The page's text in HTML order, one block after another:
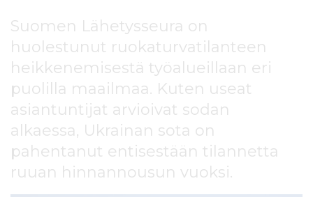
Suomen Lähetysseura on
huolestunut ruokaturvatilanteen
heikkenemisestä työalueillaan eri
puolilla maailmaa. Kuten useat
asiantuntijat arvioivat sodan
alkaessa, Ukrainan sota on
pahentanut entisestään tilannetta
ruuan hinnannousun vuoksi.